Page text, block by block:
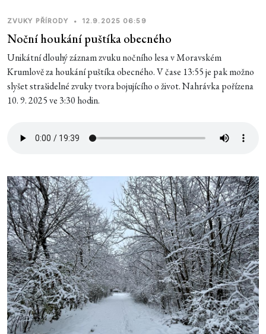
ZVUKY PŘÍRODY • 12.9.2025 06:59
Noční houkání puštíka obecného
Unikátní dlouhý záznam zvuku nočního lesa v Moravském
Krumlově za houkání puštíka obecného. V čase 13:55 je pak možno
slyšet strašidelné zvuky tvora bojujícího o život. Nahrávka pořízena
10. 9. 2025 ve 3:30 hodin.